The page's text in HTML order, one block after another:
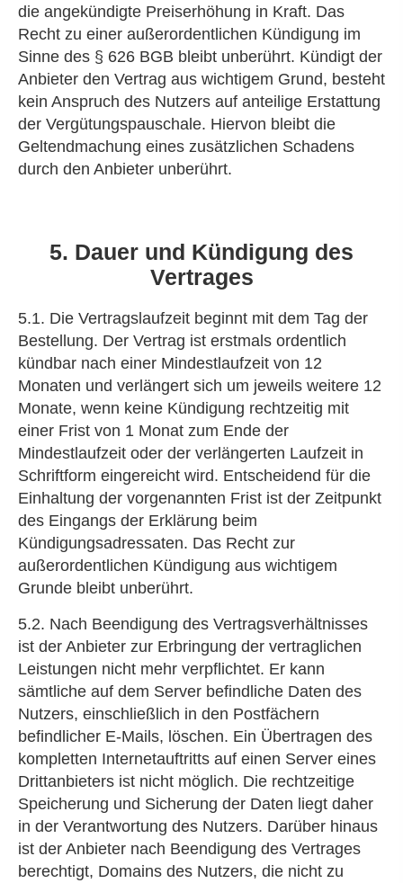
die angekündigte Preiserhöhung in Kraft. Das
Recht zu einer außerordentlichen Kündigung im
Sinne des § 626 BGB bleibt unberührt. Kündigt der
Anbieter den Vertrag aus wichtigem Grund, besteht
kein Anspruch des Nutzers auf anteilige Erstattung
der Vergütungspauschale. Hiervon bleibt die
Geltendmachung eines zusätzlichen Schadens
durch den Anbieter unberührt.
5. Dauer und Kündigung des
Vertrages
5.1. Die Vertragslaufzeit beginnt mit dem Tag der
Bestellung. Der Vertrag ist erstmals ordentlich
kündbar nach einer Mindestlaufzeit von 12
Monaten und verlängert sich um jeweils weitere 12
Monate, wenn keine Kündigung rechtzeitig mit
einer Frist von 1 Monat zum Ende der
Mindestlaufzeit oder der verlängerten Laufzeit in
Schriftform eingereicht wird. Entscheidend für die
Einhaltung der vorgenannten Frist ist der Zeitpunkt
des Eingangs der Erklärung beim
Kündigungsadressaten. Das Recht zur
außerordentlichen Kündigung aus wichtigem
Grunde bleibt unberührt.
5.2. Nach Beendigung des Vertragsverhältnisses
ist der Anbieter zur Erbringung der vertraglichen
Leistungen nicht mehr verpflichtet. Er kann
sämtliche auf dem Server befindliche Daten des
Nutzers, einschließlich in den Postfächern
befindlicher E-Mails, löschen. Ein Übertragen des
kompletten Internetauftritts auf einen Server eines
Drittanbieters ist nicht möglich. Die rechtzeitige
Speicherung und Sicherung der Daten liegt daher
in der Verantwortung des Nutzers. Darüber hinaus
ist der Anbieter nach Beendigung des Vertrages
berechtigt, Domains des Nutzers, die nicht zu